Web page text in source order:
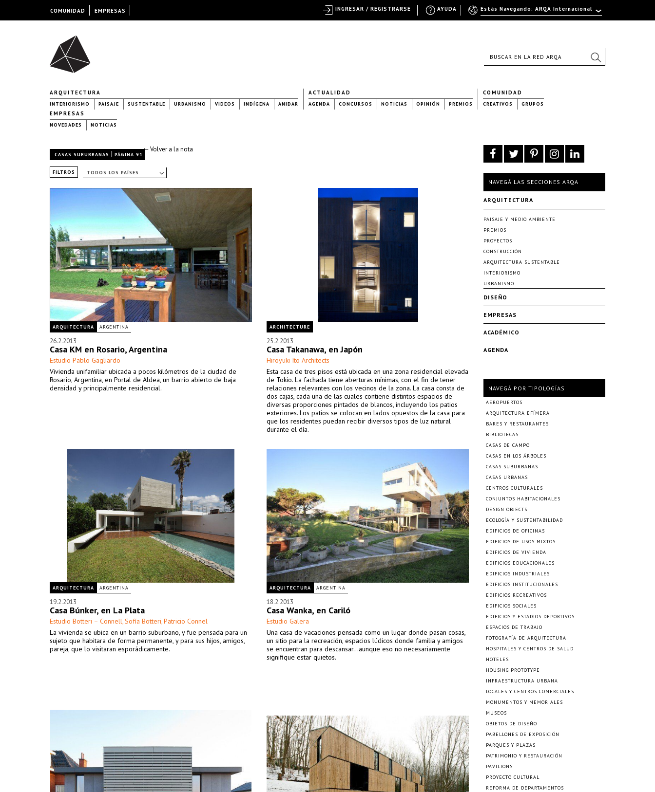
ARQUITECTURA
INTERIORISMO PAISAJE SUSTENTABLE URBANISMO VIDEOS INDÍGENA ANIDAR
ACTUALIDAD
AGENDA CONCURSOS NOTICIAS OPINIÓN PREMIOS
COMUNIDAD
CREATIVOS GRUPOS
EMPRESAS
NOVEDADES NOTICIAS
← Volver a la nota
CASAS SUBURBANAS | PÁGINA 91
FILTROS TODOS LOS PAÍSES
ARQUITECTURA ARGENTINA
26.2.2013
Casa KM en Rosario, Argentina
Estudio Pablo Gagliardo
Vivienda unifamiliar ubicada a pocos kilómetros de la ciudad de
Rosario, Argentina, en Portal de Aldea, un barrio abierto de baja
densidad y principalmente residencial.
ARCHITECTURE
25.2.2013
Casa Takanawa, en Japón
Hiroyuki Ito Architects
Esta casa de tres pisos está ubicada en una zona residencial elevada
de Tokio. La fachada tiene aberturas mínimas, con el fin de tener
relaciones relevantes con los vecinos de la zona. La casa consta de
dos cajas, cada una de las cuales contiene distintos espacios de
diversas proporciones pintados de blancos, incluyendo los patios
exteriores. Los patios se colocan en lados opuestos de la casa para
que los residentes puedan recibir diversos tipos de luz natural
durante el día.
ARQUITECTURA ARGENTINA
19.2.2013
Casa Búnker, en La Plata
Estudio Botteri – Connell, Sofía Botteri, Patricio Connel
La vivienda se ubica en un barrio suburbano, y fue pensada para un
sujeto que habitara de forma permanente, y para sus hijos, amigos,
pareja, que lo visitaran esporádicamente.
ARQUITECTURA ARGENTINA
18.2.2013
Casa Wanka, en Cariló
Estudio Galera
Una casa de vacaciones pensada como un lugar donde pasan cosas,
un sitio para la recreación, espacios lúdicos donde familia y amigos
se encuentran para descansar...aunque eso no necesariamente
signifique estar quietos.
NAVEGÁ LAS SECCIONES ARQA
ARQUITECTURA
PAISAJE Y MEDIO AMBIENTE
PREMIOS
PROYECTOS
CONSTRUCCIÓN
ARQUITECTURA SUSTENTABLE
INTERIORISMO
URBANISMO
DISEÑO
EMPRESAS
ACADÉMICO
AGENDA
NAVEGÁ POR TIPOLOGÍAS
AEROPUERTOS
ARQUITECTURA EFÍMERA
BARES Y RESTAURANTES
BIBLIOTECAS
CASAS DE CAMPO
CASAS EN LOS ÁRBOLES
CASAS SUBURBANAS
CASAS URBANAS
CENTROS CULTURALES
CONJUNTOS HABITACIONALES
DESIGN OBJECTS
ECOLOGÍA Y SUSTENTABILIDAD
EDIFICIOS DE OFICINAS
EDIFICIOS DE USOS MIXTOS
EDIFICIOS DE VIVIENDA
EDIFICIOS EDUCACIONALES
EDIFICIOS INDUSTRIALES
EDIFICIOS INSTITUCIONALES
EDIFICIOS RECREATIVOS
EDIFICIOS SOCIALES
EDIFICIOS Y ESTADIOS DEPORTIVOS
ESPACIOS DE TRABAJO
FOTOGRAFÍA DE ARQUITECTURA
HOSPITALES Y CENTROS DE SALUD
HOTELES
HOUSING PROTOTYPE
INFRAESTRUCTURA URBANA
LOCALES Y CENTROS COMERCIALES
MONUMENTOS Y MEMORIALES
MUSEOS
OBJETOS DE DISEÑO
PABELLONES DE EXPOSICIÓN
PARQUES Y PLAZAS
PATRIMONIO Y RESTAURACIÓN
PAVILIONS
PROYECTO CULTURAL
REFORMA DE DEPARTAMENTOS
COMUNIDAD EMPRESAS Estás Navegando: ARQA Internacional
AYUDA
INGRESAR / REGISTRARSE